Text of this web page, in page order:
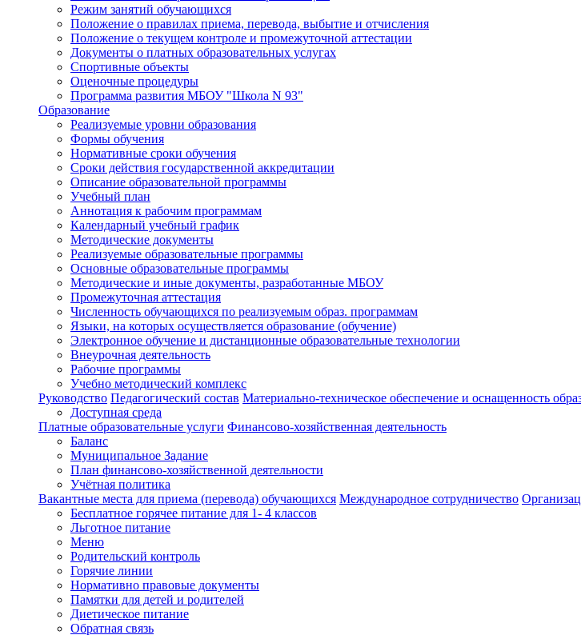
Режим занятий обучающихся
Положение о правилах приема, перевода, выбытие и отчисления
Положение о текущем контроле и промежуточной аттестации
Документы о платных образовательных услугах
Спортивные объекты
Оценочные процедуры
Программа развития МБОУ "Школа N 93"
Образование
Реализуемые уровни образования
Формы обучения
Нормативные сроки обучения
Сроки действия государственной аккредитации
Описание образовательной программы
Учебный план
Аннотация к рабочим программам
Календарный учебный график
Методические документы
Реализуемые образовательные программы
Основные образовательные программы
Методические и иные документы, разработанные МБОУ
Промежуточная аттестация
Численность обучающихся по реализуемым образ. программам
Языки, на которых осуществляется образование (обучение)
Электронное обучение и дистанционные образовательные технологии
Внеурочная деятельность
Рабочие программы
Учебно методический комплекс
Руководство Педагогический состав Материально-техническое обеспечение и оснащенность
Доступная среда
Платные образовательные услуги Финансово-хозяйственная деятельность
Баланс
Муниципальное Задание
План финансово-хозяйственной деятельности
Учётная политика
Вакантные места для приема (перевода) обучающихся Международное сотрудничество
Бесплатное горячее питание для 1- 4 классов
Льготное питание
Меню
Родительский контроль
Горячие линии
Нормативно правовые документы
Памятки для детей и родителей
Диетическое питание
Обратная связь